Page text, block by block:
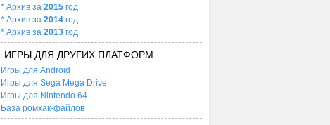
* Архив за 2015 год
* Архив за 2014 год
* Архив за 2013 год
ИГРЫ ДЛЯ ДРУГИХ ПЛАТФОРМ
Игры для Android
Игры для Sega Mega Drive
Игры для Nintendo 64
База ромхак-файлов